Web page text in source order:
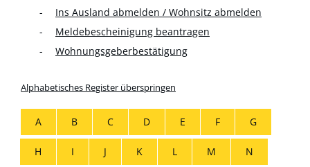
Ins Ausland abmelden / Wohnsitz abmelden
Meldebescheinigung beantragen
Wohnungsgeberbestätigung
Alphabetisches Register überspringen
A B C D E F G
H I J K L M N